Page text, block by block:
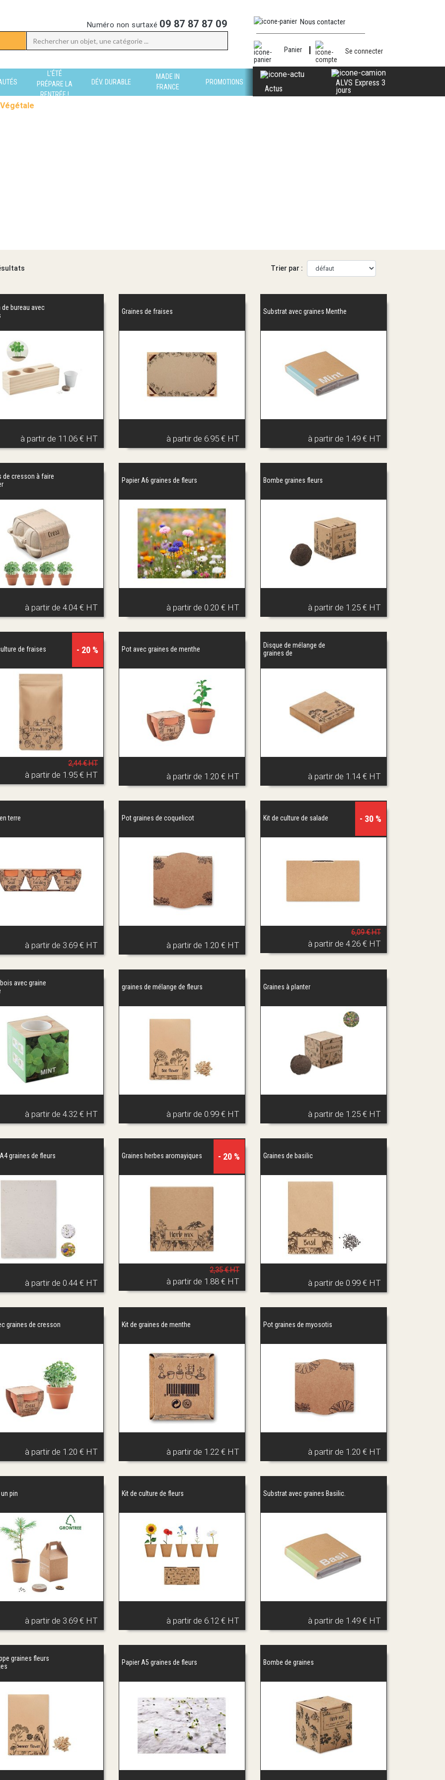
Numéro non surtaxé 09 87 87 87 09 Nous contacter
Panier Se connecter
L'ÉTÉ
PRÉPARE LA
RENTRÉE !
DÉV. DURABLE
MADE IN
FRANCE
PROMOTIONS
Actus
ALVS Express 3
jours
Trier par :
bureau avec
à partir de 11.06 € HT
Graines de fraises
à partir de 6.95 € HT
Substrat avec graines Menthe
à partir de 1.49 € HT
de cresson à faire
à partir de 4.04 € HT
Papier A6 graines de fleurs
à partir de 0.20 € HT
Bombe graines fleurs
à partir de 1.25 € HT
de fraises - 20 %
2,44 € HT
à partir de 1.95 € HT
Pot avec graines de menthe
à partir de 1.20 € HT
Disque de mélange de
graines de
à partir de 1.14 € HT
terre
à partir de 3.69 € HT
Pot graines de coquelicot
à partir de 1.20 € HT
Kit de culture de salade - 30 %
6,09 € HT
à partir de 4.26 € HT
avec graine
à partir de 4.32 € HT
graines de mélange de fleurs
à partir de 0.99 € HT
Graines à planter
à partir de 1.25 € HT
graines de fleurs
à partir de 0.44 € HT
Graines herbes aromayiques - 20 %
2,35 € HT
à partir de 1.88 € HT
Graines de basilic
à partir de 0.99 € HT
graines de cresson
à partir de 1.20 € HT
Kit de graines de menthe
à partir de 1.22 € HT
Pot graines de myosotis
à partir de 1.20 € HT
pin
à partir de 3.69 € HT
Kit de culture de fleurs
à partir de 6.12 € HT
Substrat avec graines Basilic.
à partir de 1.49 € HT
graines fleurs
Papier A5 graines de fleurs Bombe de graines